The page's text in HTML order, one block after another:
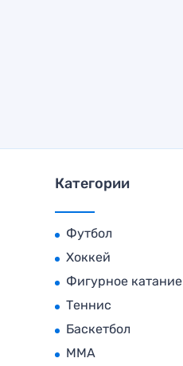
Категории
Футбол
Хоккей
Фигурное катание
Теннис
Баскетбол
MMA